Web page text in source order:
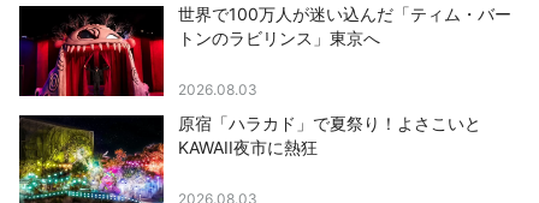
世界で100万人が迷い込んだ「ティム・バー
トンのラビリンス」東京へ
2026.08.03
原宿「ハラカド」で夏祭り！よさこいと
KAWAII夜市に熱狂
2026.08.03